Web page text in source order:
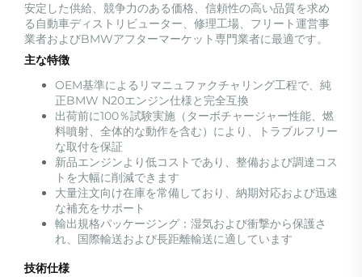
安定した供給、競争力のある価格、信頼性の高い品質を求め
る自動車ディストリビューター、修理工場、フリート運営事
業者およびBMWアフターマーケット専門業者に最適です。
主な特徴
OEM基準によるリマニュファクチャリング工程で、純
正BMW N20エンジン仕様と完全互換
出荷前に100％試験実施（ターボチャージャー性能、燃
料噴射、全体的な動作を含む）により、トラブルフリー
な取付を保証
新品エンジンより低コストであり、整備および調達コス
トを大幅に削減できます
大量注文向け在庫を常備しており、納期対応および迅速
な補充をサポート
輸出規格パッケージング：湿気および衝撃から保護さ
れ、国際輸送および長距離輸送に適しています
技術仕様